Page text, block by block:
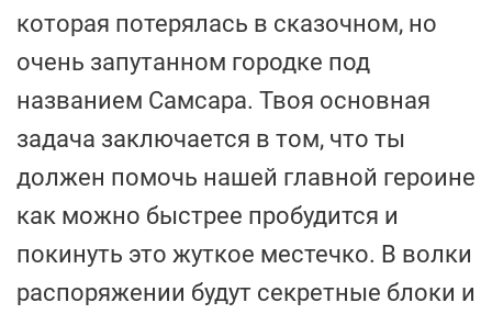
которая потерялась в сказочном, но
очень запутанном городке под
названием Самсара. Твоя основная
задача заключается в том, что ты
должен помочь нашей главной героине
как можно быстрее пробудится и
покинуть это жуткое местечко. В волки
распоряжении будут секретные блоки и